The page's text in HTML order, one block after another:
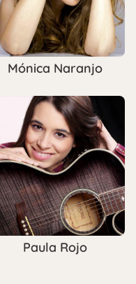
Mónica Naranjo
Paula Rojo